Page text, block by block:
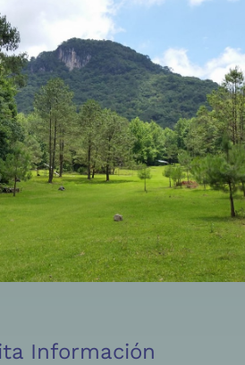
Información